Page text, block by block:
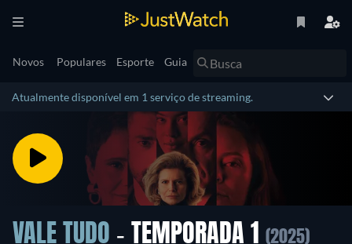
Novos Populares Esporte Guia
Atualmente disponível em 1 serviço de streaming.
VALE TUDO - TEMPORADA 1 (2025)